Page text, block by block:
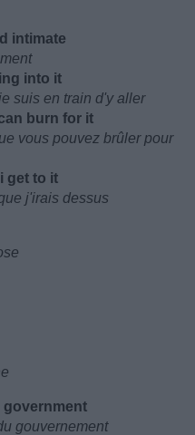
intimate
into it
suis en train d'y aller
burn for it
vous pouvez brûler pour
get to it
j'irais dessus
government
gouvernement